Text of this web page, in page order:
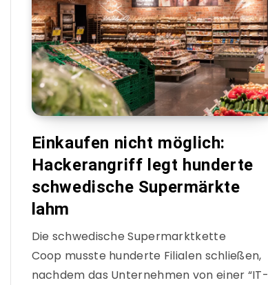
Einkaufen nicht möglich:
Hackerangriff legt hunderte
schwedische Supermärkte
lahm
Die schwedische Supermarktkette
Coop musste hunderte Filialen schließen,
nachdem das Unternehmen von einer “IT-